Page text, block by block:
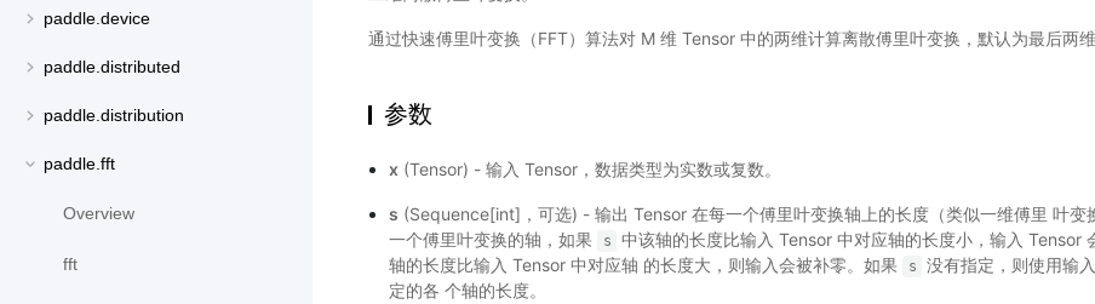
paddle.device
paddle.distributed
paddle.distribution
paddle.fft
Overview
fft
通过快速傅里叶变换（FFT）算法对 M 维 Tensor 中的两维计算离散傅里叶变换，默认为最后两维
参数
x (Tensor) - 输入 Tensor，数据类型为实数或复数。
s (Sequence[int]，可选) - 输出 Tensor 在每一个傅里叶变换轴上的长度（类似一维傅里 叶变
一个傅里叶变换的轴，如果
s 中该轴的长度比输入 Tensor 中对应轴的长度小，输入 Tensor
轴的长度比输入 Tensor 中对应轴 的长度大，则输入会被补零。如果
s 没有指定，则使用输
定的各 个轴的长度。